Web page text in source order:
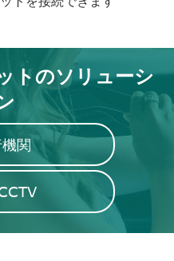
トのソリューシ
関